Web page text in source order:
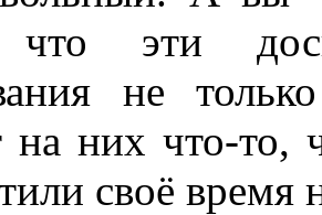
что эти
не
на них что-то,
своё время